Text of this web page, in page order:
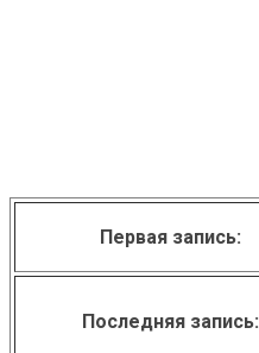
Первая запись:
Последняя запись: